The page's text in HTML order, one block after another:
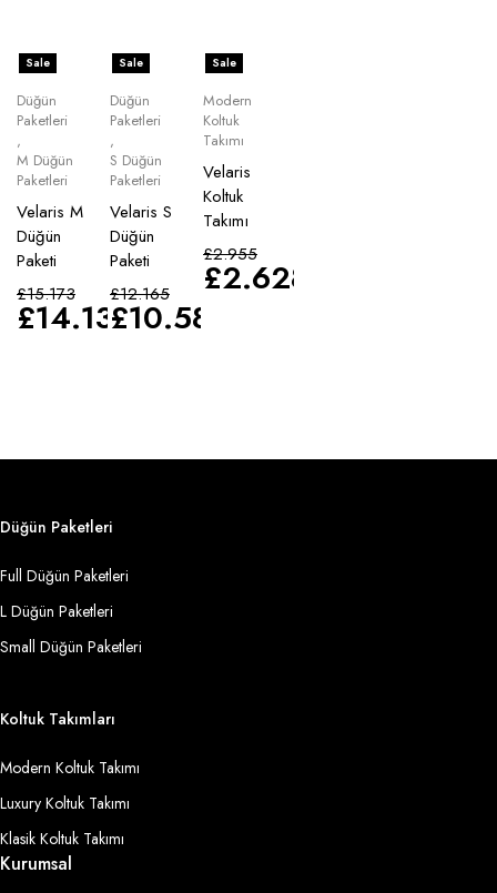
Sale
Düğün
Paketleri
,
M Düğün
Paketleri
Velaris M
Düğün
Paketi
£15.173
£14.135
Sale
Düğün
Paketleri
,
S Düğün
Paketleri
Velaris S
Düğün
Paketi
£12.165
£10.583
Sale
Modern
Koltuk
Takımı
Velaris
Koltuk
Takımı
£2.955
£2.628
Düğün Paketleri
Full Düğün Paketleri
L Düğün Paketleri
Small Düğün Paketleri
Koltuk Takımları
Modern Koltuk Takımı
Luxury Koltuk Takımı
Klasik Koltuk Takımı
Kurumsal